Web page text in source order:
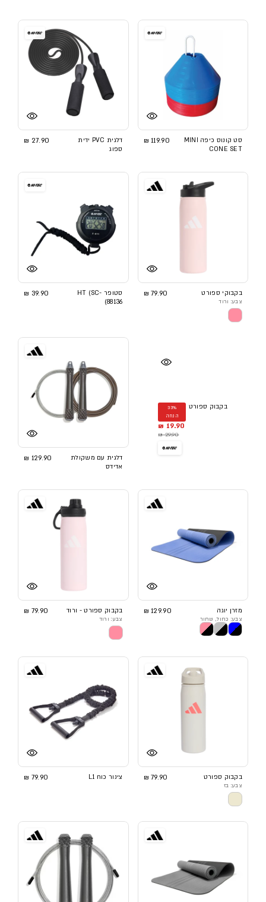
סט קונוס כיפה MINI
CONE SET
119.90 ₪
דלגית PVC ידית
ספוג
27.90 ₪
בקבוקי ספורט 79.90 ₪
צבע: ורוד
סטופר HT (SC-
88136)
39.90 ₪
בקבוק ספורט
33%
הנחה
19.90 ₪
29.90 ₪
דלגית עם משקולת
אדידס
129.90 ₪
מזרן יוגה 129.90 ₪
צבע: כחול, שחור
בקבוק ספורט - ורוד 79.90 ₪
צבע: ורוד
בקבוק ספורט 79.90 ₪
צבע: בז
צינור כוח L1 79.90 ₪